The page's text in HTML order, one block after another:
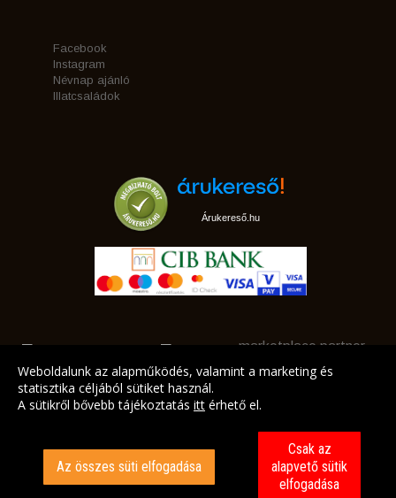
Facebook
Instagram
Névnap ajánló
Illatcsaládok
Árukereső.hu
marketplace partner
Weboldalunk az alapműködés, valamint a marketing és
statisztika céljából sütiket használ.
A sütikről bővebb tájékoztatás itt érhető el.
Az összes süti elfogadása
Csak az
alapvető sütik
elfogadása